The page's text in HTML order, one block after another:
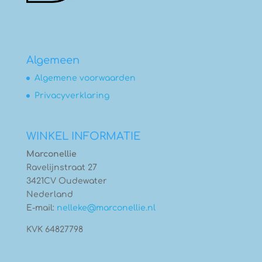
Algemeen
Algemene voorwaarden
Privacyverklaring
WINKEL INFORMATIE
Marconellie
Ravelijnstraat 27
3421CV Oudewater
Nederland
E-mail: nelleke@marconellie.nl
KVK 64827798